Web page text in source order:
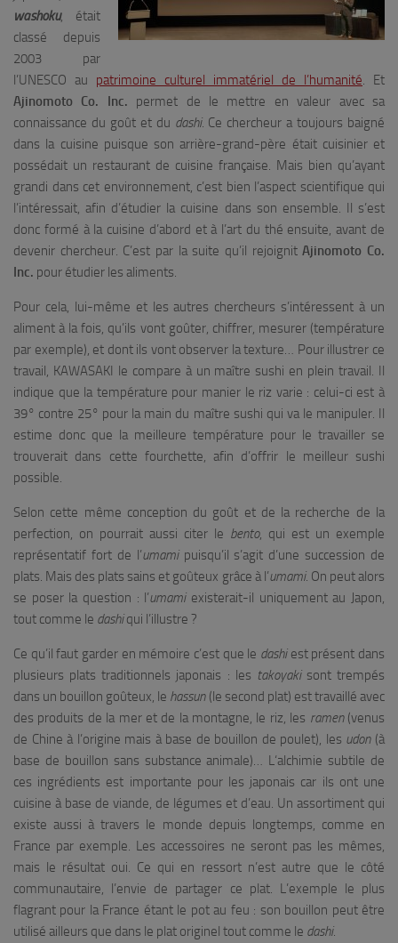
washoku, était
classé depuis
2003 par
l’UNESCO au patrimoine culturel immatériel de l’humanité. Et
Ajinomoto Co. Inc. permet de le mettre en valeur avec sa
connaissance du goût et du dashi. Ce chercheur a toujours baigné
dans la cuisine puisque son arrière-grand-père était cuisinier et
possédait un restaurant de cuisine française. Mais bien qu’ayant
grandi dans cet environnement, c’est bien l’aspect scientifique qui
l’intéressait, afin d’étudier la cuisine dans son ensemble. Il s’est
donc formé à la cuisine d’abord et à l’art du thé ensuite, avant de
devenir chercheur. C’est par la suite qu’il rejoignitAjinomoto Co.
Inc. pour étudier les aliments.
Pour cela, lui-même et les autres chercheurs s’intéressent à un
aliment à la fois, qu’ils vont goûter, chiffrer, mesurer (température
par exemple), et dont ils vont observer la texture… Pour illustrer ce
travail, KAWASAKI le compare à un maître sushi en plein travail. Il
indique que la température pour manier le riz varie : celui-ci est à
39° contre 25° pour la main du maître sushi qui va le manipuler. Il
estime donc que la meilleure température pour le travailler se
trouverait dans cette fourchette, afin d’offrir le meilleur sushi
possible.
Selon cette même conception du goût et de la recherche de la
perfection, on pourrait aussi citer le bento, qui est un exemple
représentatif fort de l’umamipuisqu’il s’agit d’une succession de
plats. Mais des plats sains et goûteux grâce à l’umami. On peut alors
se poser la question : l’umamiexisterait-il uniquement au Japon,
tout comme le dashiqui l’illustre ?
Ce qu’il faut garder en mémoire c’est que le dashiest présent dans
plusieurs plats traditionnels japonais : les takoyakisont trempés
dans un bouillon goûteux, le hassun(le second plat) est travaillé avec
des produits de la mer et de la montagne, le riz, les ramen(venus
de Chine à l’origine mais à base de bouillon de poulet), les udon(à
base de bouillon sans substance animale)… L‘alchimie subtile de
ces ingrédients est importante pour les japonais car ils ont une
cuisine à base de viande, de légumes et d’eau. Un assortiment qui
existe aussi à travers le monde depuis longtemps, comme en
France par exemple. Les accessoires ne seront pas les mêmes,
mais le résultat oui. Ce qui en ressort n’est autre que le côté
communautaire, l’envie de partager ce plat. L’exemple le plus
flagrant pour la France étant le pot au feu : son bouillon peut être
utilisé ailleurs que dans le plat originel tout comme le dashi.